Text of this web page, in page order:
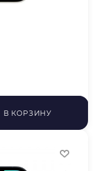
В КОРЗИНУ